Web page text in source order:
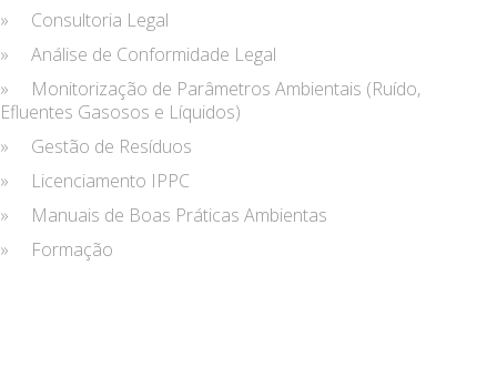
» Consultoria Legal
» Análise de Conformidade Legal
» Monitorização de Parâmetros Ambientais (Ruído,
Efluentes Gasosos e Líquidos)
» Gestão de Resíduos
» Licenciamento IPPC
» Manuais de Boas Práticas Ambientas
» Formação